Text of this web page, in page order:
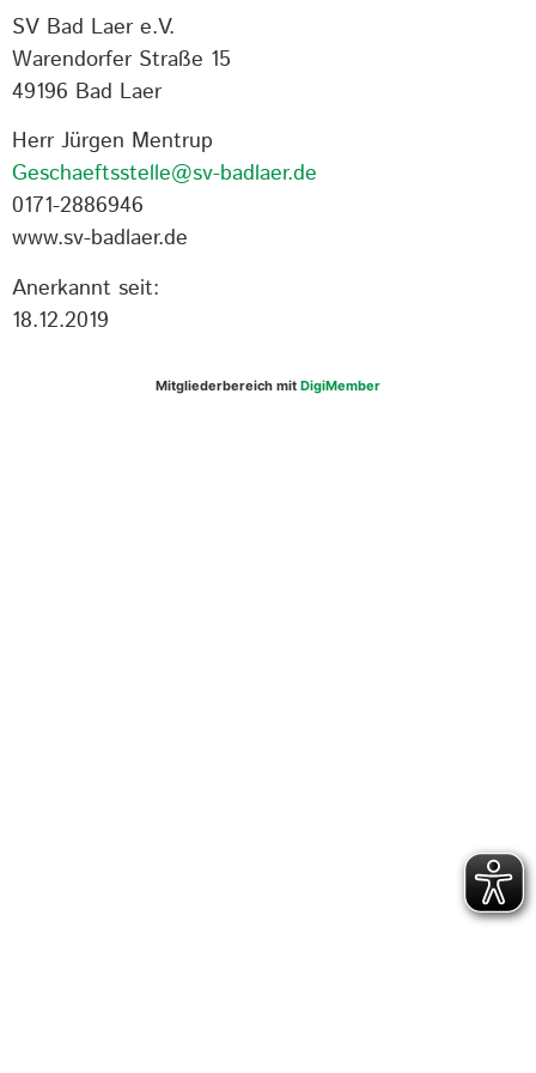
SV Bad Laer e.V.
Warendorfer Straße 15
49196 Bad Laer
Herr Jürgen Mentrup
Geschaeftsstelle@sv-badlaer.de
0171-2886946
www.sv-badlaer.de
Anerkannt seit:
18.12.2019
Mitgliederbereich mit DigiMember